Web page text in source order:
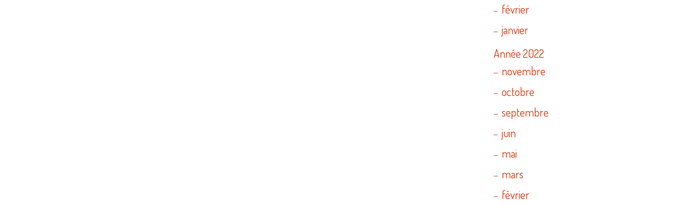
février
janvier
Année 2022
novembre
octobre
septembre
juin
mai
mars
février